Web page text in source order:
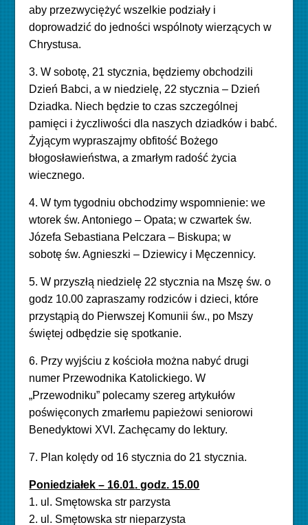
aby przezwyciężyć wszelkie podziały i
doprowadzić do jedności wspólnoty wierzących w
Chrystusa.
3. W sobotę, 21 stycznia, będziemy obchodzili
Dzień Babci, a w niedzielę, 22 stycznia – Dzień
Dziadka. Niech będzie to czas szczególnej
pamięci i życzliwości dla naszych dziadków i babć.
Żyjącym wypraszajmy obfitość Bożego
błogosławieństwa, a zmarłym radość życia
wiecznego.
4.W tym tygodniu obchodzimy wspomnienie: we
wtorek św. Antoniego – Opata; w czwartek św.
Józefa Sebastiana Pelczara – Biskupa; w
sobotę św. Agnieszki – Dziewicy i Męczennicy.
5.W przyszłą niedzielę 22stycznia na Mszę św. o
godz 10.00 zapraszamy rodziców i dzieci, które
przystąpią do Pierwszej Komunii św., po Mszy
świętej odbędzie się spotkanie.
6. Przy wyjściu z kościoła można nabyć drugi
numer Przewodnika Katolickiego. W
„Przewodniku” polecamy szereg artykułów
poświęconych zmarłemu papieżowi seniorowi
Benedyktowi XVI. Zachęcamy do lektury.
7. Plan kolędy od 16 stycznia do 21 stycznia.
Poniedziałek – 16.01. godz. 15.00
1. ul. Smętowska str parzysta
2. u l. Smętowska str nieparzysta